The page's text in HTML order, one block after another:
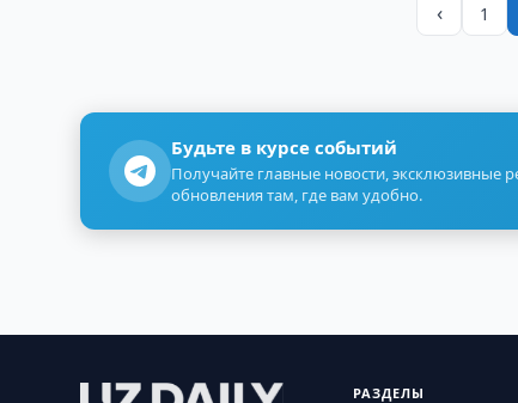
‹ 1
Будьте в курсе событий
Получайте главные новости, эксклюзивные
обновления там, где вам удобно.
РАЗДЕЛЫ